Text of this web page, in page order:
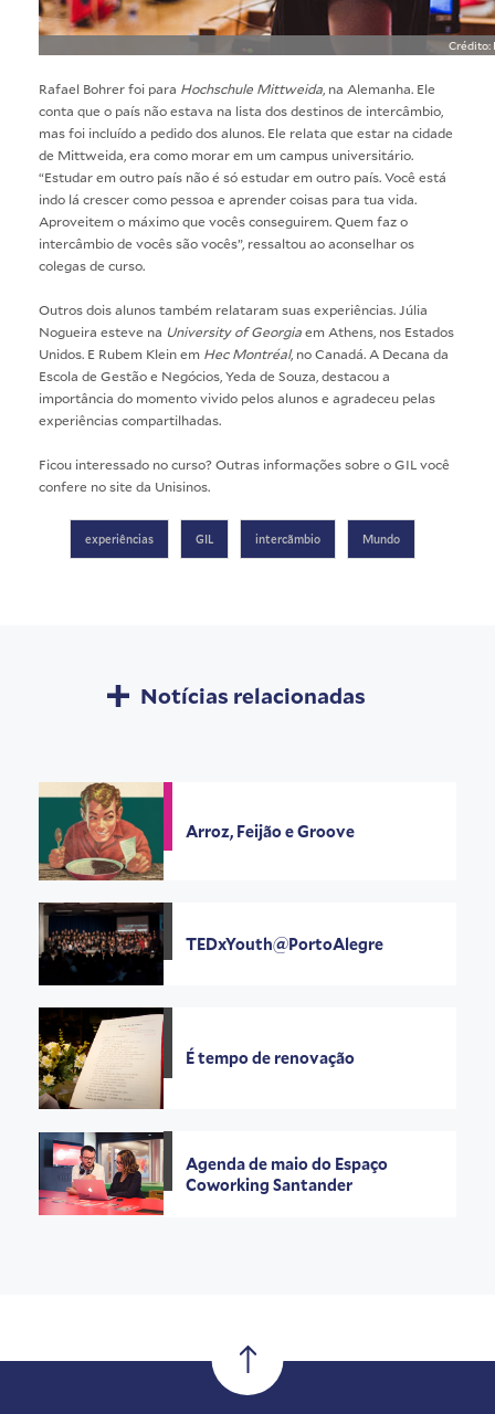
Crédito:
Rafael Bohrer foi para Hochschule Mittweida , na Alemanha. Ele
conta que o país não estava na lista dos destinos de intercâmbio,
mas foi incluído a pedido dos alunos. Ele relata que estar na cidade
de Mittweida, era como morar em um campus universitário.
“Estudar em outro país não é só estudar em outro país. Você está
indo lá crescer como pessoa e aprender coisas para tua vida.
Aproveitem o máximo que vocês conseguirem. Quem faz o
intercâmbio de vocês são vocês”, ressaltou ao aconselhar os
colegas de curso.
Outros dois alunos também relataram suas experiências. Júlia
Nogueira esteve na University of Georgiaem Athens, nos Estados
Unidos. E Rubem Klein em Hec Montréal, no Canadá. A Decana da
Escola de Gestão e Negócios, Yeda de Souza, destacou a
importância do momento vivido pelos alunos e agradeceu pelas
experiências compartilhadas.
Ficou interessado no curso? Outras informações sobre o GIL você
confere nosite da Unisinos.
experiências GIL intercãmbio Mundo
Notícias relacionadas
Arroz, Feijão e Groove
TEDxYouth@PortoAlegre
É tempo de renovação
Agenda de maio do Espaço
Coworking Santander